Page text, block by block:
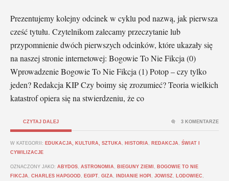
Prezentujemy kolejny odcinek w cyklu pod nazwą, jak pierwsza
cześć tytułu. Czytelnikom zalecamy przeczytanie lub
przypomnienie dwóch pierwszych odcinków, które ukazały się
na naszej stronie internetowej: Bogowie To Nie Fikcja (0)
Wprowadzenie Bogowie To Nie Fikcja (1) Potop – czy tylko
jeden? Redakcja KIP Czy boimy się zrozumieć? Teoria wielkich
katastrof opiera się na stwierdzeniu, że co
CZYTAJ DALEJ
W KATEGORII: EDUKACJA, KULTURA, SZTUKA HISTORIA REDAKCJA
ŚWIAT I
CYWILIZACJE
OZNACZONY JAKO: ABYDOS ASTRONOMIA BIEGUNY ZIEMI
BOGOWIE TO NIE
FIKCJA
CHARLES HAPGOOD EGIPT GIZA INDIANIE HOPI JOWISZ LODOWIEC
3 KOMENTARZE